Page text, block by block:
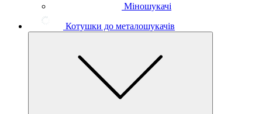
Міношукачі
Котушки до металошукачів